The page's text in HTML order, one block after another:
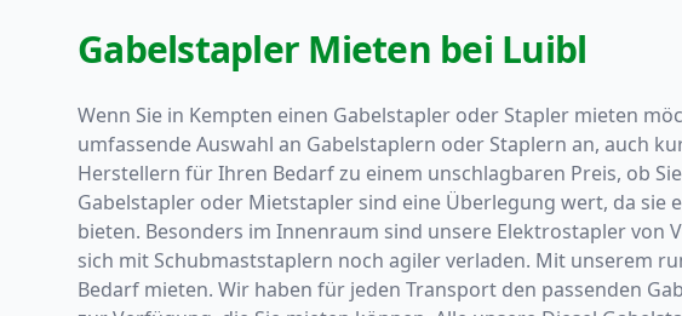
Gabelstapler Mieten bei Luibl
Wenn Sie in Kempten einen Gabelstapler oder Stapler mieten
umfassende Auswahl an Gabelstaplern oder Staplern an, auch
Herstellern für Ihren Bedarf zu einem unschlagbaren Preis, ob
Gabelstapler oder Mietstapler sind eine Überlegung wert, da
bieten. Besonders im Innenraum sind unsere Elektrostapler von
sich mit Schubmaststaplern noch agiler verladen. Mit unserem
Bedarf mieten. Wir haben für jeden Transport den passenden